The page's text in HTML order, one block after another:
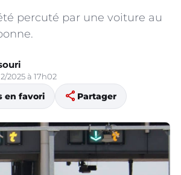
percuté par une voiture au
2025 à 17h02
en favori share Partager